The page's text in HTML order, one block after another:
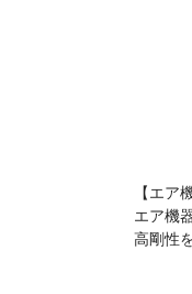
【エア
エア機
高剛性